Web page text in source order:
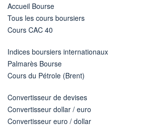
Accueil Bourse
Tous les cours boursiers
Cours CAC 40
Indices boursiers internationaux
Palmarès Bourse
Cours du Pétrole (Brent)
Convertisseur de devises
Convertisseur dollar / euro
Convertisseur euro / dollar